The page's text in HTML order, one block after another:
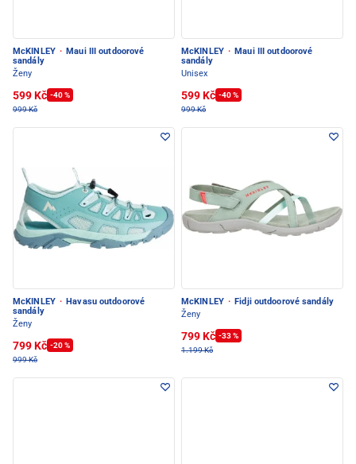
McKINLEY · Maui III outdoorové
sandály
Ženy
599 Kč -40 %
999 Kč
McKINLEY · Maui III outdoorové
sandály
Unisex
599 Kč -40 %
999 Kč
McKINLEY · Havasu outdoorové
sandály
Ženy
799 Kč -20 %
999 Kč
McKINLEY · Fidji outdoorové sandály
Ženy
799 Kč -33 %
1.199 Kč